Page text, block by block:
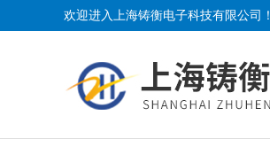
欢迎进入上海铸衡电子科技有限公司！